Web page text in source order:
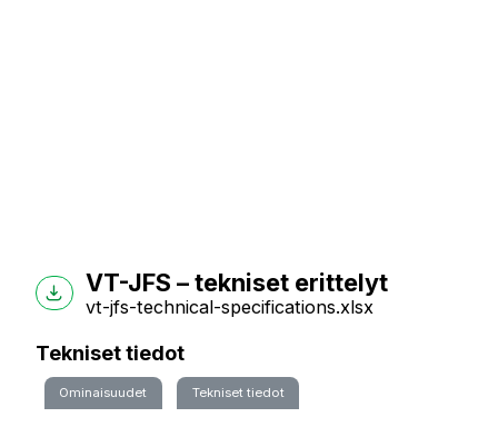
VT-JFS – tekniset erittelyt
vt-jfs-technical-specifications.xlsx
Tekniset tiedot
Ominaisuudet Tekniset tiedot